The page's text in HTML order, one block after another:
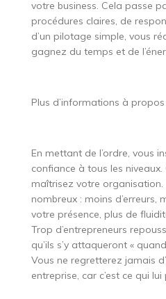
votre business. Cela passe
procédures claires, de
d’un pilotage simple, vous
gagnez du temps et de
Plus d’informations à
En mettant de l’ordre, vous
confiance à tous les
maîtrisez votre organisation.
nombreux : moins d’erreurs,
votre présence, plus de
Trop d’entrepreneurs
qu’ils s’y attaqueront «
Vous ne regretterez jamais
entreprise, car c’est ce qui